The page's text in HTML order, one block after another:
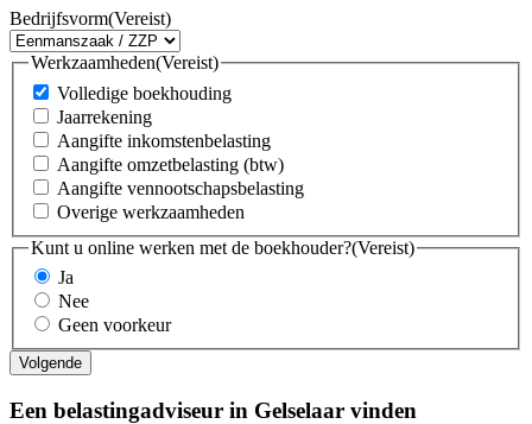
Bedrijfsvorm(Vereist)
Werkzaamheden(Vereist)
Volledige boekhouding
Jaarrekening
Aangifte inkomstenbelasting
Aangifte omzetbelasting (btw)
Aangifte vennootschapsbelasting
Overige werkzaamheden
Kunt u online werken met de boekhouder?(Vereist)
Ja
Nee
Geen voorkeur
Een belastingadviseur in Gelselaar vinden